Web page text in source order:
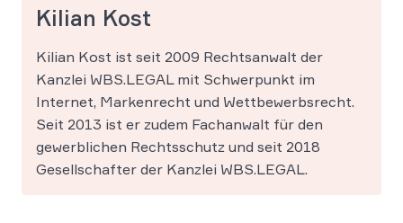
Kilian Kost
Kilian Kost ist seit 2009 Rechtsanwalt der
Kanzlei WBS.LEGAL mit Schwerpunkt im
Internet, Markenrecht und Wettbewerbsrecht.
Seit 2013 ist er zudem Fachanwalt für den
gewerblichen Rechtsschutz und seit 2018
Gesellschafter der Kanzlei WBS.LEGAL.